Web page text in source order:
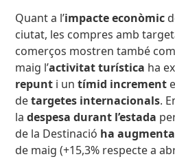
Quant a l’impacte econòmic
ciutat, les compres amb
comerços mostren també
maig l’activitat turística ha
repunt i untímid increment
detargetes internacionals.
ladespesa durant l’estada
de la Destinació ha
de maig (+15,3% respecte a